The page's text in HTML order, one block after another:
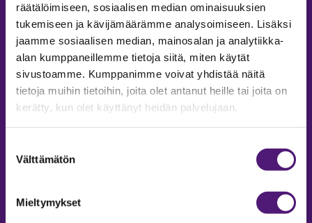
räätälöimiseen, sosiaalisen median ominaisuuksien
tukemiseen ja kävijämäärämme analysoimiseen. Lisäksi
jaamme sosiaalisen median, mainosalan ja analytiikka-
alan kumppaneillemme tietoja siitä, miten käytät
sivustoamme. Kumppanimme voivat yhdistää näitä
tietoja muihin tietoihin, joita olet antanut heille tai joita on
kerätty, kun olet käyttänyt heidän palvelujaan.
valinta
Välttämätön
Mieltymykset
MAJOITUS
Tiedustelut & Varaukset